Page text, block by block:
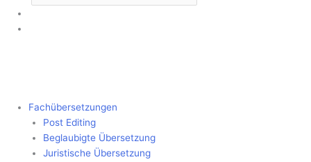
Fachübersetzungen
Post Editing
Beglaubigte Übersetzung
Juristische Übersetzung